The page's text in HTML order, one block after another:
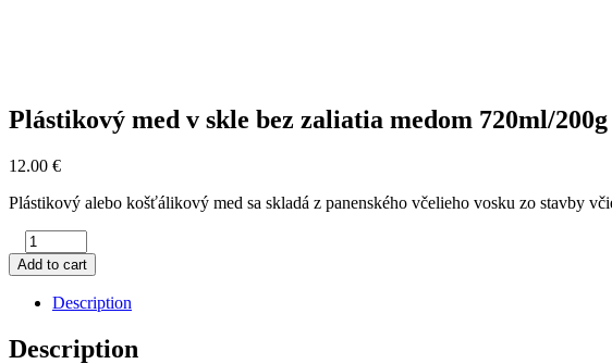
Plástikový med v skle bez zaliatia medom 720ml/200g
12.00 €
Plástikový alebo košťálikový med sa skladá z panenského včelieho vosku zo stavby
Add to cart
Description
Description